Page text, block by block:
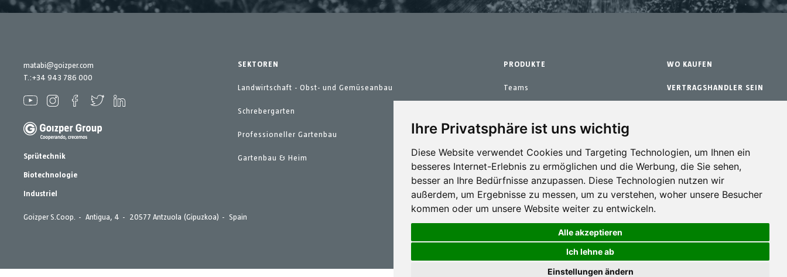
Ihre Privatsphäre ist uns wichtig
Diese Website verwendet Cookies und Targeting Technologien, um Ihnen ein
besseres Internet-Erlebnis zu ermöglichen und die Werbung, die Sie sehen,
besser an Ihre Bedürfnisse anzupassen. Diese Technologien nutzen wir
außerdem, um Ergebnisse zu messen, um zu verstehen, woher unsere Besucher
kommen oder um unsere Website weiter zu entwickeln.
Alle akzeptieren
Ich lehne ab
Einstellungen ändern
matabi@goizper.com
T.:+34 943 786 000
Sprütechnik
Biotechnologie
Industriel
SEKTOREN
Landwirtschaft - Obst- und Gemüseanbau
Schrebergarten
Professioneller Gartenbau
Gartenbau & Heim
PRODUKTE
Teams
Ersatzteile
Wartungs-Kits
WO KAUFEN
VERTRAGSHANDLER SEIN
KONTAKT
Goizper S.Coop. Antigua, 4 20577 Antzuola (Gipuzkoa) Spain